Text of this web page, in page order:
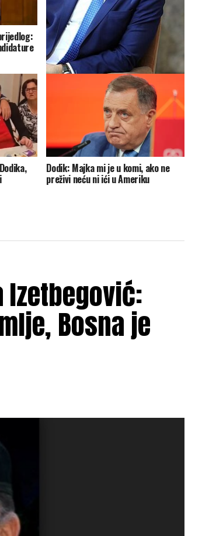
Dodikova najava “tužbe protiv
Brisela” bez pravnog uporišta: RS
ne može samostalno pokrenuti spor
Dodik: Majka mi je u komi, ako ne
preživi neću ni ići u Ameriku
Izetbegović:
Bosna je